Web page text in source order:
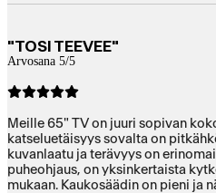
"TOSI TEEVEE"
Arvosana 5/5
Meille 65" TV on juuri sopivan
katseluetäisyys sovalta on
kuvanlaatu ja terävyys on
puheohjaus, on yksinkertaista
mukaan. Kaukosäädin on pieni ja